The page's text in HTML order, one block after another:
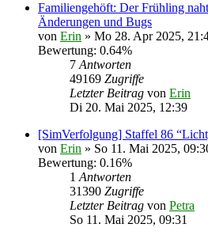
Familiengehöft: Der Frühling
Änderungen und Bugs
von Erin » Mo 28. Apr 2025,
Bewertung: 0.64%
7 Antworten
49169 Zugriffe
Letzter Beitrag von Erin
Di 20. Mai 2025, 12:39
[SimVerfolgung] Staffel 86
von Erin » So 11. Mai 2025,
Bewertung: 0.16%
1 Antworten
31390 Zugriffe
Letzter Beitrag von Petra
So 11. Mai 2025, 09:31